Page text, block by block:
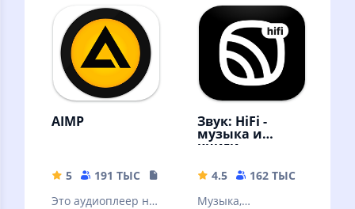
AIMP
5 191 ТЫС
19.34 MB
Это аудиоплеер на
Звук: HiFi -
музыка и
книги
4.5 162 ТЫС
Музыка,